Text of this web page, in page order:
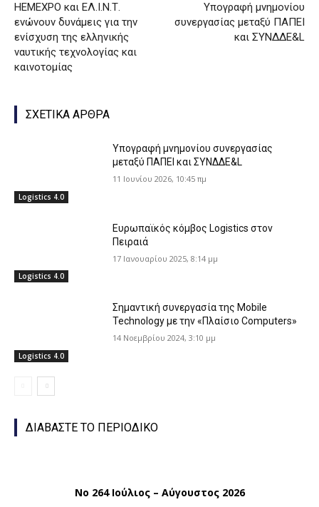
HEMEXPO και ΕΛ.Ι.Ν.Τ.
ενώνουν δυνάμεις για την
ενίσχυση της ελληνικής
ναυτικής τεχνολογίας και
καινοτομίας
Yπογραφή μνημονίου
συνεργασίας μεταξύ ΠΑΠΕΙ
και ΣΥΝΔΔΕ&L
ΣΧΕΤΙΚΑ ΑΡΘΡΑ
Logistics 4.0
Yπογραφή μνημονίου συνεργασίας
μεταξύ ΠΑΠΕΙ και ΣΥΝΔΔΕ&L
11 Ιουνίου 2026, 10:45 πμ
Logistics 4.0
Ευρωπαϊκός κόμβος Logistics στον
Πειραιά
17 Ιανουαρίου 2025, 8:14 μμ
Logistics 4.0
Σημαντική συνεργασία της Mobile
Technology με την «Πλαίσιο Computers»
14 Νοεμβρίου 2024, 3:10 μμ
ΔΙΑΒΑΣΤΕ ΤΟ ΠΕΡΙΟΔΙΚΟ
Νο 264 Ιούλιος – Αύγουστος 2026